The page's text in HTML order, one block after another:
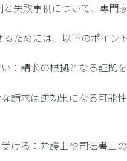
失敗事例について、専門
ためには、以下のポイン
：請求の根拠となる証拠
な請求は逆効果になる可能
ける ：弁護士や司法書士